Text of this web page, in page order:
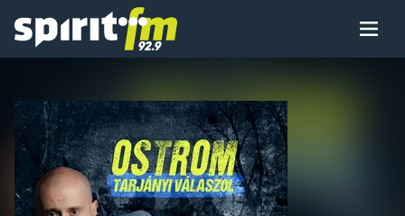
Spirit
Menü
Műsoraink
Arcaink